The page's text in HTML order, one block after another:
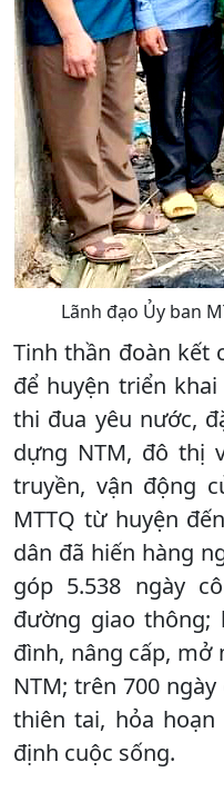
Lãnh đạo Ủy ban
Tinh thần đoàn kết
để huyện triển
thi đua yêu nước,
dựng NTM, đô thị
truyền, vận động
MTTQ từ huyện
dân đã hiến hàng
góp 5.538 ngày
đường giao
đình, nâng cấp, mở
NTM; trên 700
thiên tai, hỏa
định cuộc sống.